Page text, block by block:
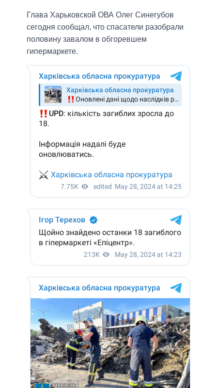
Глава Харьковской ОВА Олег Синегубов
сегодня сообщал, что спасатели разобрали
половину завалом в обгоревшем
гипермаркете.